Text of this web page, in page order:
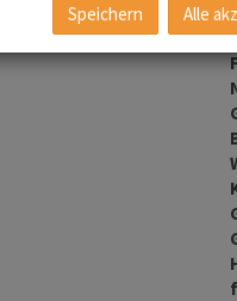
und der Au befindet und
Speichern Alle